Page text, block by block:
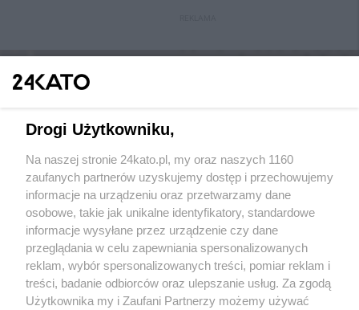
Wydawca mediów lokalnych
Nie zapomnij
zapoznać się z:
polityką prywatności regulamin korzystania z portali
Drogi Użytkowniku,
Na naszej stronie 24kato.pl, my oraz naszych 1160
zaufanych partnerów uzyskujemy dostęp i przechowujemy
informacje na urządzeniu oraz przetwarzamy dane
osobowe, takie jak unikalne identyfikatory, standardowe
informacje wysyłane przez urządzenie czy dane
przeglądania w celu zapewniania spersonalizowanych
reklam, wybór spersonalizowanych treści, pomiar reklam i
treści, badanie odbiorców oraz ulepszanie usług. Za zgodą
Użytkownika my i Zaufani Partnerzy możemy używać